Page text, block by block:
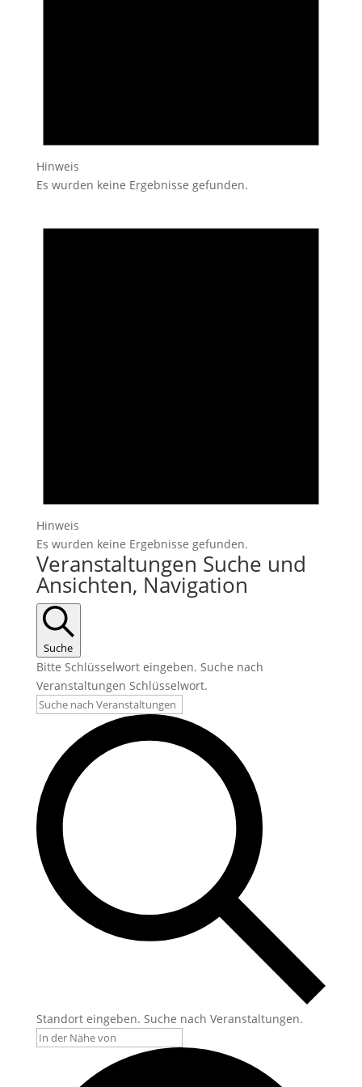
Hinweis
Es wurden keine Ergebnisse gefunden.
Hinweis
Es wurden keine Ergebnisse gefunden.
Veranstaltungen Suche und
Ansichten, Navigation
Suche
Bitte Schlüsselwort eingeben. Suche nach
Veranstaltungen Schlüsselwort.
Standort eingeben. Suche nach Veranstaltungen.